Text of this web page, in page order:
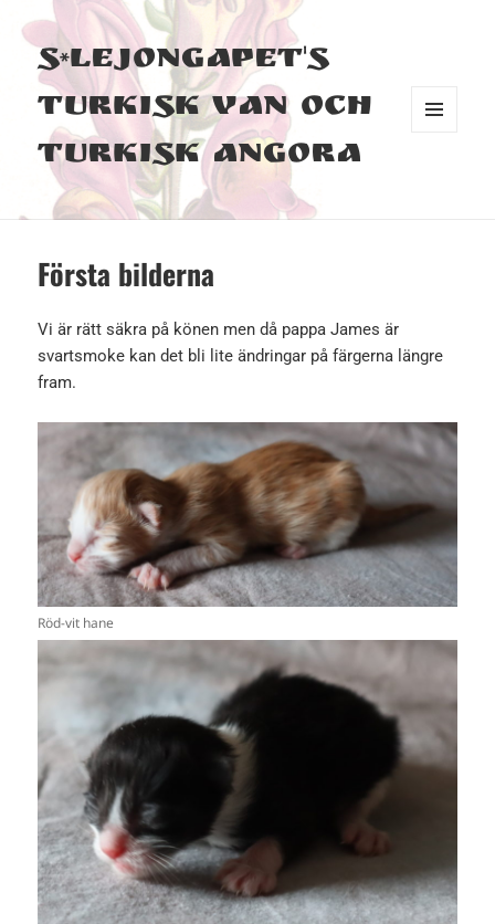
S*Lejongapet's
Turkisk Van och
Turkisk Angora
Första bilderna
Vi är rätt säkra på könen men då pappa James är
svartsmoke kan det bli lite ändringar på färgerna längre
fram.
Röd-vit hane